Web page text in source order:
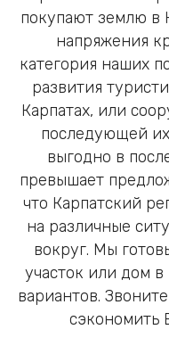
покупают землю в
напряжения
категория наших
развития
Карпатах, или
последующей
выгодно в
превышает
что Карпатский
на различные
вокруг. Мы
участок или дом в
вариантов.
сэкономить